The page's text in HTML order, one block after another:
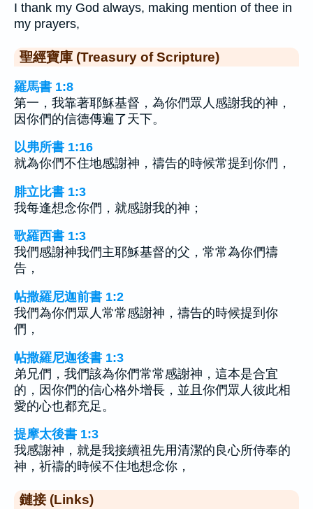
I thank my God always, making mention of thee in
my prayers,
聖經寶庫 (Treasury of Scripture)
羅馬書 1:8
第一，我靠著耶穌基督，為你們眾人感謝我的神，
因你們的信德傳遍了天下。
以弗所書 1:16
就為你們不住地感謝神，禱告的時候常提到你們，
腓立比書 1:3
我每逢想念你們，就感謝我的神；
歌羅西書 1:3
我們感謝神我們主耶穌基督的父，常常為你們禱
告，
帖撒羅尼迦前書 1:2
我們為你們眾人常常感謝神，禱告的時候提到你
們，
帖撒羅尼迦後書 1:3
弟兄們，我們該為你們常常感謝神，這本是合宜
的，因你們的信心格外增長，並且你們眾人彼此相
愛的心也都充足。
提摩太後書 1:3
我感謝神，就是我接續祖先用清潔的良心所侍奉的
神，祈禱的時候不住地想念你，
鏈接 (Links)